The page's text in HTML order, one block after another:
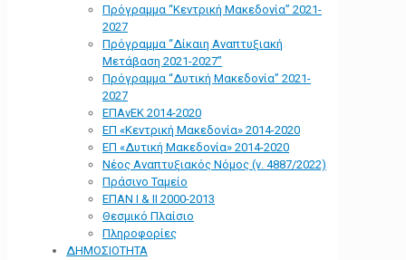
Πρόγραμμα “Κεντρική Μακεδονία” 2021-
2027
Πρόγραμμα “Δίκαιη Αναπτυξιακή
Μετάβαση 2021-2027”
Πρόγραμμα “Δυτική Μακεδονία” 2021-
2027
ΕΠΑνΕΚ 2014-2020
ΕΠ «Kεντρική Μακεδονία» 2014-2020
ΕΠ «Δυτική Μακεδονία» 2014-2020
Νέος Αναπτυξιακός Νόμος (ν. 4887/2022)
Πράσινο Ταμείο
ΕΠΑΝ Ι & ΙΙ 2000-2013
Θεσμικό Πλαίσιο
Πληροφορίες
ΔΗΜΟΣΙΟΤΗΤΑ